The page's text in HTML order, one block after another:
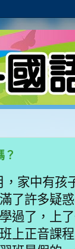
？
，家中有孩
了許多疑
過了，上
上正音課